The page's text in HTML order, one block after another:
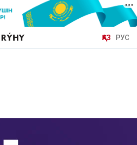
ҚАЗ РУС